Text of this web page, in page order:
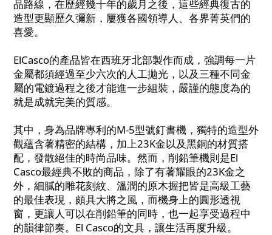
品路線，在歷經幾十年的歲月之後，這些經典復古的
造型更顯歷久彌新，屢獲各國領導人、各界菁英們的
喜愛。
ElCasco的產品皆在西班牙北部製作而成，強調每一片
金屬都須經過至少六次的人工拋光，以及三種不同金
屬的電鍍過程之後才能進一步組裝，嚴謹的態度為的
就是成就完美的質感。
其中，身為品牌專利的M-5型號釘書機，獨特的造型外
觀蘊含著精密的結構，加上23K金以及黑銅的材質搭
配，發散絕佳的時尚品味。然而，削鉛筆機則是El
Casco最經典不敗的商品，除了有著耀眼的23K金之
外，細膩的雕花刻紋、溫潤的原木握把皆是高級工藝
的最佳表現，頗具大將之風，而機身上的圓形透視
窗，更讓人可以在削鉛筆的同時，也一起享受過程中
的韻律節奏。El Casco的文具，讓生活再度升級。